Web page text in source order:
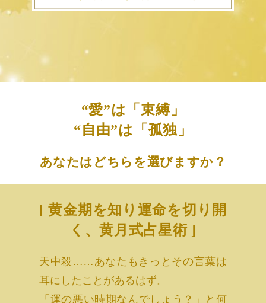
殺
“愛”は「束縛」
“自由”は「孤独」
あなたはどちらを選びますか？
[ 黄金期を知り運命を切り開
く、黄月式占星術 ]
天中殺……あなたもきっとその言葉は
耳にしたことがあるはず。
「運の悪い時期なんでしょう？」と何